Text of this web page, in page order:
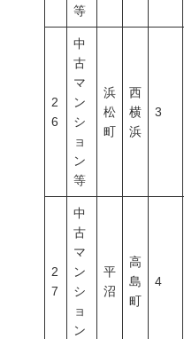
等
2
6
中
古
マ
ン
シ
ョ
ン
等
浜
松
町
西
横
浜
3
2
7
中
古
マ
ン
シ
ョ
ン
平
沼
高
島
町
4